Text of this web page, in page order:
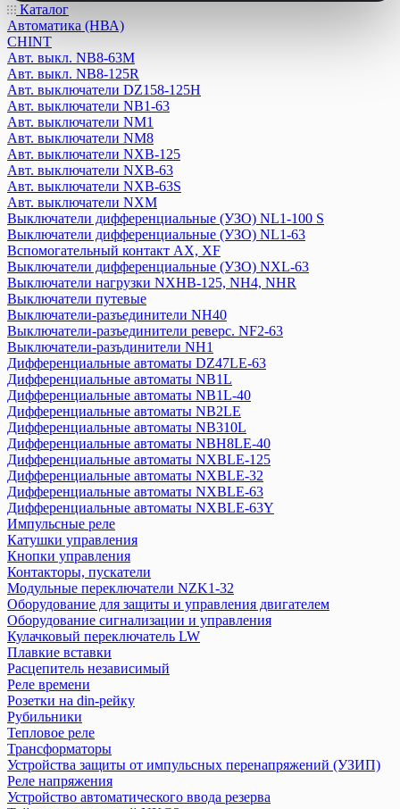
Выключатели путевые
Выключатели-разъединители NH40
Выключатели-разъединители реверс. NF2-63
Выключатели-разъдинители NH1
Дифференциальные автоматы DZ47LE-63
Дифференциальные автоматы NB1L
Дифференциальные автоматы NB1L-40
Дифференциальные автоматы NB2LE
Дифференциальные автоматы NB310L
Дифференциальные автоматы NBH8LE-40
Дифференциальные автоматы NXBLE-125
Дифференциальные автоматы NXBLE-32
Дифференциальные автоматы NXBLE-63
Дифференциальные автоматы NXBLE-63Y
Импульсные реле
Катушки управления
Кнопки управления
Контакторы, пускатели
Модульные переключатели NZK1-32
Оборудование для защиты и управления двигателем
Кулачковый переключатель LW
Оборудование сигнализации и управления
Плавкие вставки
Расцепитель независимый
Реле времени
Розетки на din-рейку
Рубильники
Тепловое реле
Трансформаторы
Реле напряжения
Устройства защиты от импульсных перенапряжений (УЗИП)
Таймер электронный NKG3
Устройство автоматического ввода резерва
DigiTOP
Переключатель фаз
Реле напряжения
DKC
ETIMAT
Переключатель нагрузки
Авт. выключатели
Каталог
Автоматика (НВА)
CHINT
Авт. выкл. NB8-63M
Авт. выкл. NB8-125R
Авт. выключатели DZ158-125H
Авт. выключатели NB1-63
Авт. выключатели NM1
Авт. выключатели NM8
Авт. выключатели NXB-125
Авт. выключатели NXB-63
Авт. выключатели NXB-63S
Авт. выключатели NXM
Выключатели дифференциальные (УЗО) NL1-100 S
Выключатели дифференциальные (УЗО) NL1-63
Вспомогательный контакт АХ, XF
Выключатели дифференциальные (УЗО) NXL-63
Выключатели нагрузки NXHB-125, NH4, NHR
Выключатели путевые
Выключатели-разъединители NH40
Выключатели-разъединители реверс. NF2-63
Выключатели-разъдинители NH1
Дифференциальные автоматы DZ47LE-63
Дифференциальные автоматы NB1L
Дифференциальные автоматы NB1L-40
Дифференциальные автоматы NB2LE
Дифференциальные автоматы NB310L
Дифференциальные автоматы NBH8LE-40
Дифференциальные автоматы NXBLE-125
Дифференциальные автоматы NXBLE-32
Дифференциальные автоматы NXBLE-63
Дифференциальные автоматы NXBLE-63Y
Импульсные реле
Катушки управления
Кнопки управления
Контакторы, пускатели
Модульные переключатели NZK1-32
Оборудование для защиты и управления двигателем
Оборудование сигнализации и управления
Кулачковый переключатель LW
Плавкие вставки
Расцепитель независимый
Реле времени
Розетки на din-рейку
Рубильники
Тепловое реле
Трансформаторы
Устройства защиты от импульсных перенапряжений (УЗИП)
Реле напряжения
Устройство автоматического ввода резерва